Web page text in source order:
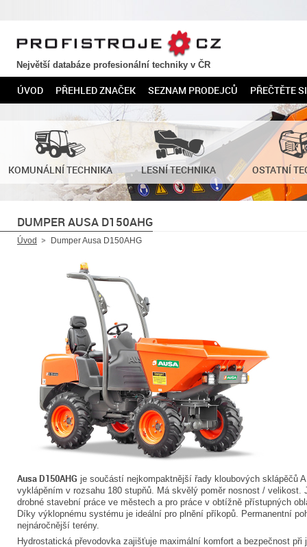
PROFISTROJE.CZ
Největší databáze profesionální techniky v ČR
ÚVOD PŘEHLED ZNAČEK SEZNAM PRODEJCŮ PŘEČTĚTE SI
KOMUNÁLNÍ TECHNIKA LESNÍ TECHNIKA OSTATNÍ
DUMPER AUSA D150AHG
Úvod Dumper Ausa D150AHG
Ausa D150AHG je součástí nejkompaktnější řady kloubových sklápěčů
vyklápěním v rozsahu 180 stupňů. Má skvělý poměr nosnost / velikost.
drobné stavební práce ve městech a pro práce v obtížně přístupných
Díky výklopnému systému je ideální pro plnění příkopů. Permanentní
nejnáročnější terény.
Hydrostatická převodovka zajišťuje maximální komfort a bezpečnost